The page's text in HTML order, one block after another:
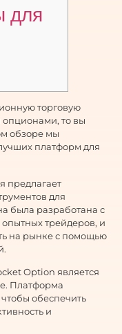
для
торговую
то вы
обзоре мы
платформ для
предлагает
для
была разработана с
трейдеров, и
на рынке с помощью
Option является
Платформа
обеспечить
и